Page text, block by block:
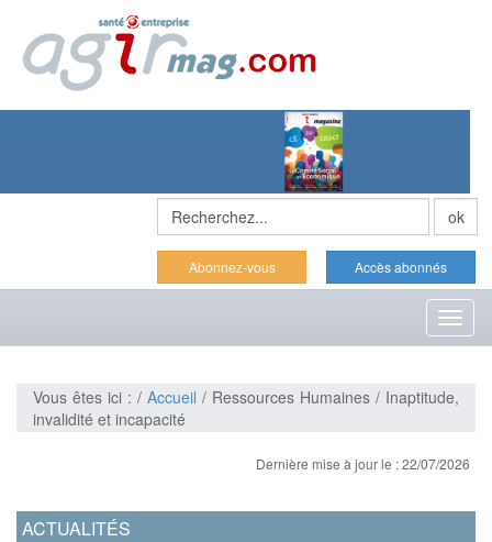
Abonnez-vous Accès abonnés
Vous êtes ici : / Accueil / Ressources Humaines / Inaptitude,
invalidité et incapacité
Dernière mise à jour le : 22/07/2026
ACTUALITÉS